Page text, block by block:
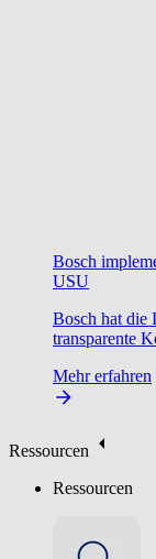
Bosch
USU
Bosch hat die
transparente
Mehr erfahren
Ressourcen
Ressourcen